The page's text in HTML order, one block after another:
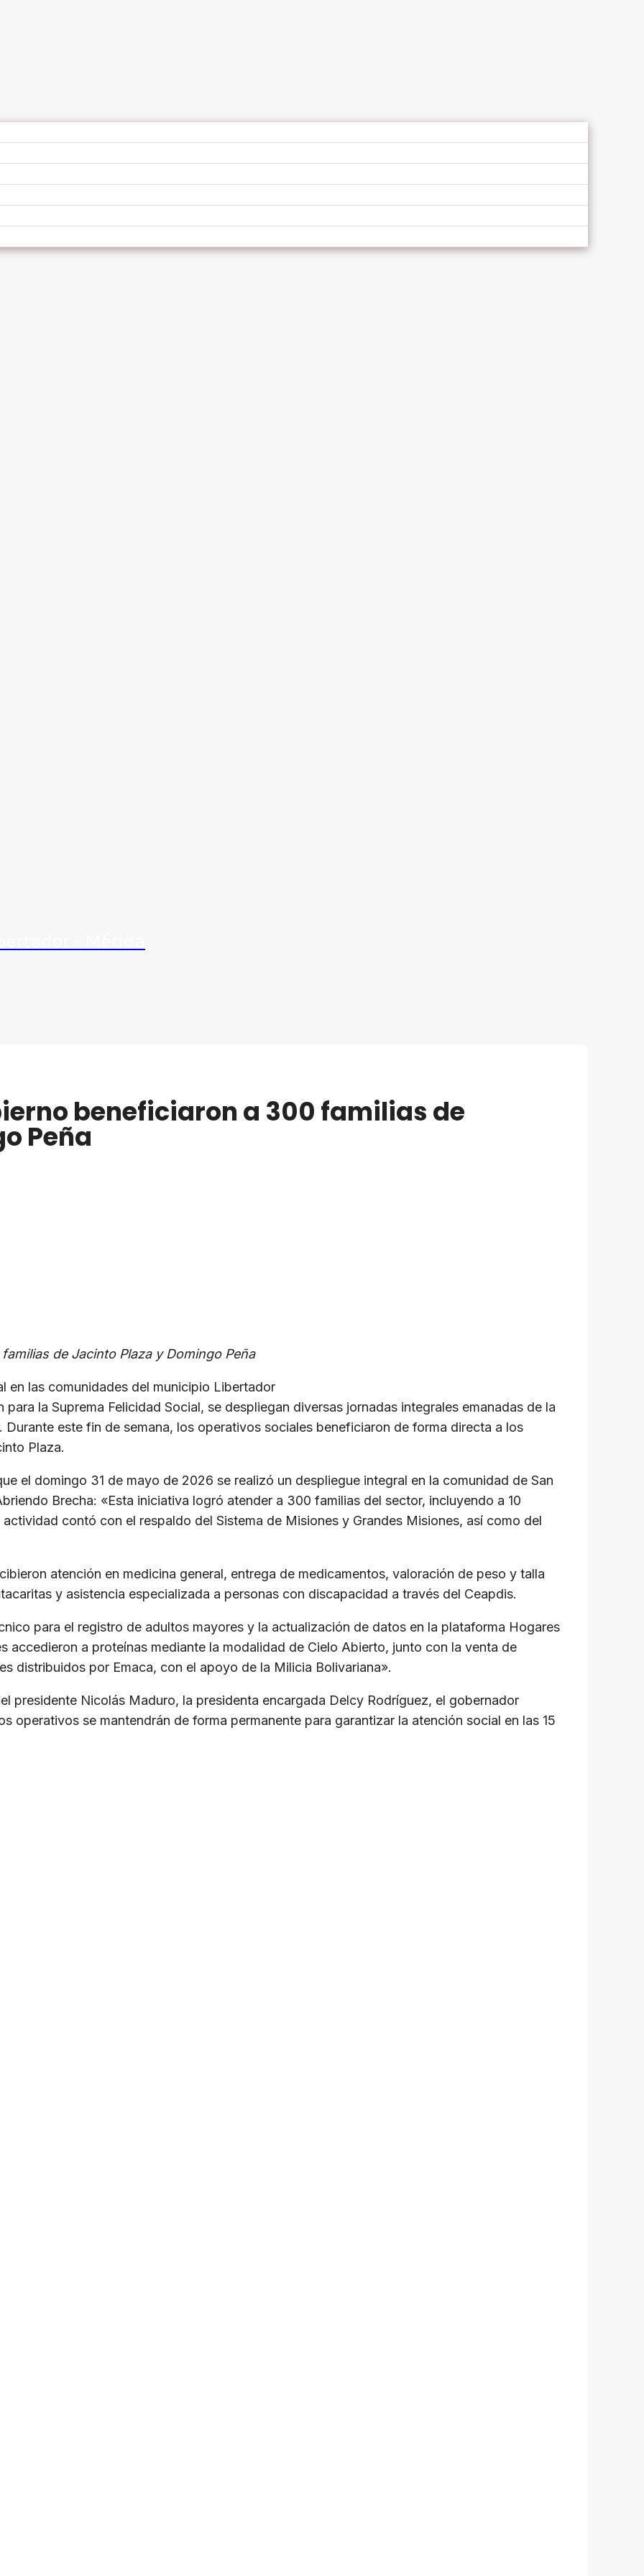
beneficiaron a 300 familias de
Peña
de Jacinto Plaza y Domingo Peña
en las comunidades del municipio Libertador
la Suprema Felicidad Social, se despliegan diversas jornadas integrales emanadas de la
este fin de semana, los operativos sociales beneficiaron de forma directa a los
Plaza.
el domingo 31 de mayo de 2026 se realizó un despliegue integral en la comunidad de San
Brecha: «Esta iniciativa logró atender a 300 familias del sector, incluyendo a 10
contó con el respaldo del Sistema de Misiones y Grandes Misiones, así como del
atención en medicina general, entrega de medicamentos, valoración de peso y talla
y asistencia especializada a personas con discapacidad a través del Ceapdis.
para el registro de adultos mayores y la actualización de datos en la plataforma Hogares
accedieron a proteínas mediante la modalidad de Cielo Abierto, junto con la venta de
distribuidos por Emaca, con el apoyo de la Milicia Bolivariana».
presidente Nicolás Maduro, la presidenta encargada Delcy Rodríguez, el gobernador
operativos se mantendrán de forma permanente para garantizar la atención social en las 15